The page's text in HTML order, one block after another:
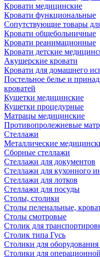
Кровати медицинские
Кровати функциональные
Сопутствующие товары
Кровати общебольничные
Кровати реанимационные
Кровати детские
Акушерские кровати
Кровати для домашнего
Постельное белье и
кроватей
Кушетки медицинские
Кушетки процедурные
Матрацы медицинские
Противопролежневые
Стеллажи
Металлические
Сборные стеллажи
Стеллажи для документов
Стеллажи для кухонного
Стеллажи для лотков
Стеллажи для посуды
Столы, столики
Столы пеленальные,
Столы смотровые
Столик для
Столик типа Гусь
Столики для
Столики для операционной